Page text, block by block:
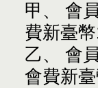
甲、 會
費新臺
乙、 會
會費新